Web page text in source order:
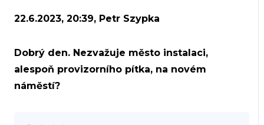
22.6.2023, 20:39, Petr Szypka
Dobrý den. Nezvažuje město instalaci,
alespoň provizorního pítka, na novém
náměstí?